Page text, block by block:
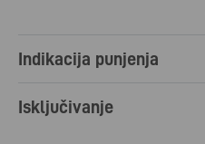
Indikacija punjenja
Isključivanje